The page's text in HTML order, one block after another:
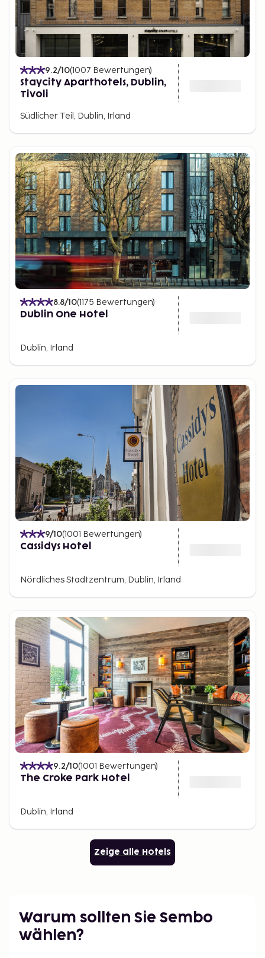
9.2/10(1007 Bewertungen)
Staycity Aparthotels, Dublin,
Tivoli
Südlicher Teil, Dublin, Irland
8.8/10(1175 Bewertungen)
Dublin One Hotel
Dublin, Irland
9/10(1001 Bewertungen)
Cassidys Hotel
Nördliches Stadtzentrum, Dublin, Irland
9.2/10(1001 Bewertungen)
The Croke Park Hotel
Dublin, Irland
Zeige alle Hotels
Warum sollten Sie Sembo
wählen?